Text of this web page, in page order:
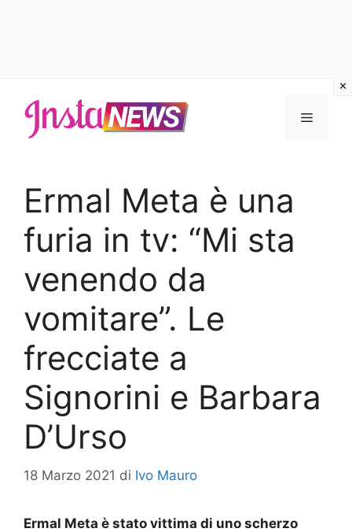
contenuto
Menu
Ermal Meta è una
furia in tv: “Mi sta
venendo da
vomitare”. Le
frecciate a
Signorini e Barbara
D’Urso
18 Marzo 2021 di Ivo Mauro
Ermal Meta è stato vittima di uno scherzo